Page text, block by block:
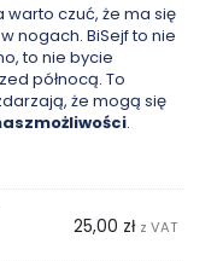
warto czuć, że ma się
nogach. BiSejf to nie
to nie bycie
północą. To
że mogą się
.
25,00 zł z VAT